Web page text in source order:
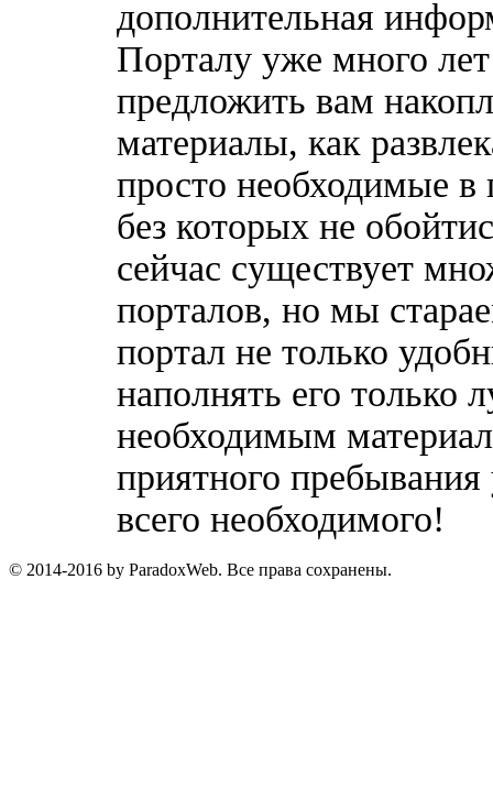
дополнительная
Порталу уже много
предложить вам
материалы, как
просто необходимые в
без которых не
сейчас существует
порталов, но мы
портал не только
наполнять его только
необходимым
приятного
всего необходимого!
© 2014-2016 by ParadoxWeb. Все права сохранены.